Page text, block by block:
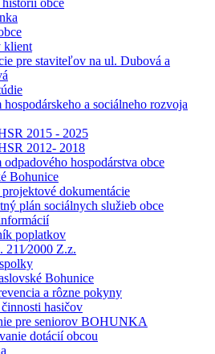
obce
klient
pre staviteľov na ul. Dubová a
hospodárskeho a sociálneho rozvoja
2015 - 2025
2012- 2018
odpadového hospodárstva obce
Bohunice
projektové dokumentácie
plán sociálnych služieb obce
poplatkov
211⁄2000 Z.z.
Bohunice
a rôzne pokyny
hasičov
pre seniorov BOHUNKA
dotácií obcou